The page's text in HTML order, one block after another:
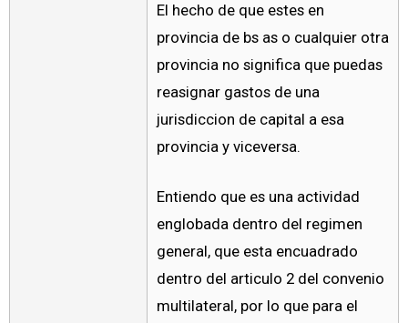
El hecho de que estes en
provincia de bs as o cualquier otra
provincia no significa que puedas
reasignar gastos de una
jurisdiccion de capital a esa
provincia y viceversa.
Entiendo que es una actividad
englobada dentro del regimen
general, que esta encuadrado
dentro del articulo 2 del convenio
multilateral, por lo que para el